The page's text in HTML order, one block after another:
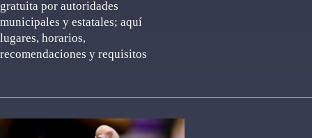
gratuita por autoridades
municipales y estatales; aquí
lugares, horarios,
recomendaciones y requisitos